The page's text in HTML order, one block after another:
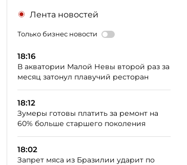
Лента новостей
Только бизнес новости
18:16
В акватории Малой Невы второй раз за
месяц затонул плавучий ресторан
18:12
Зумеры готовы платить за ремонт на
60% больше старшего поколения
18:02
Запрет мяса из Бразилии ударит по